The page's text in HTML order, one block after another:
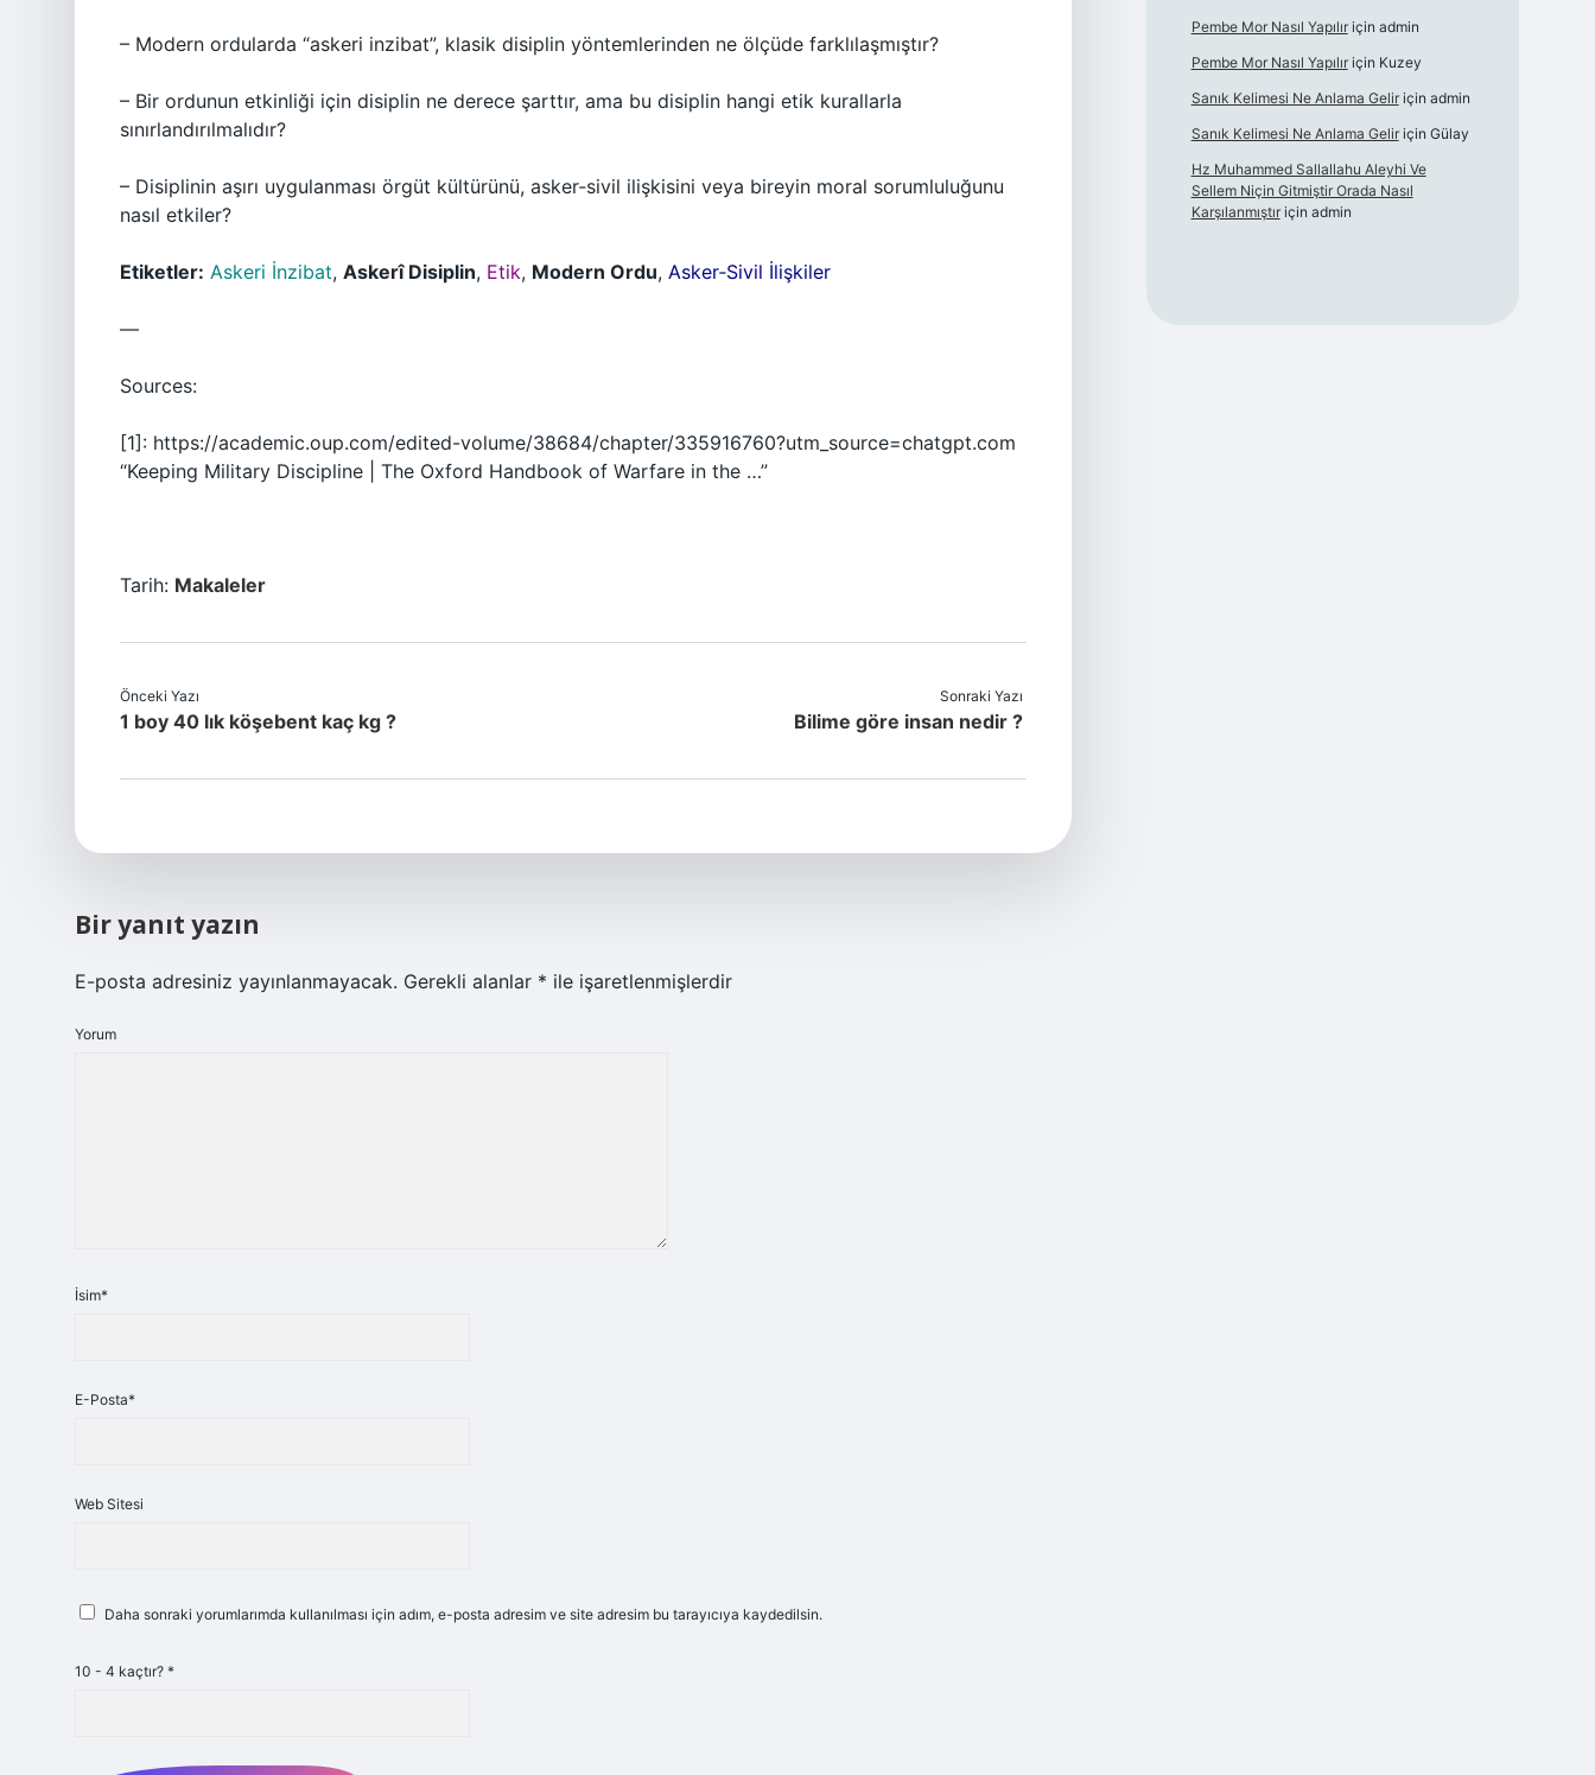
– Modern ordularda “askeri inzibat”, klasik disiplin yöntemlerinden ne ölçüde farklılaşmıştır?
– Bir ordunun etkinliği için disiplin ne derece şarttır, ama bu disiplin hangi etik kurallarla
sınırlandırılmalıdır?
– Disiplinin aşırı uygulanması örgüt kültürünü, asker‑sivil ilişkisini veya bireyin moral sorumluluğunu
nasıl etkiler?
Etiketler: Askeri İnzibat, Askerî Disiplin, Etik, Modern Ordu, Asker‑Sivil İlişkiler
—
Sources:
[1]: https://academic.oup.com/edited-volume/38684/chapter/335916760?utm_source=chatgpt.com
“Keeping Military Discipline | The Oxford Handbook of Warfare in the …”
Tarih: Makaleler
Önceki Yazı
1 boy 40 lık köşebent kaç kg ?
Sonraki Yazı
Bilime göre insan nedir ?
Bir yanıt yazın
E-posta adresiniz yayınlanmayacak. Gerekli alanlar * ile işaretlenmişlerdir
Yorum
İsim*
E-Posta*
Web Sitesi
Daha sonraki yorumlarımda kullanılması için adım, e-posta adresim ve site adresim bu tarayıcıya kaydedilsin.
10 - 4 kaçtır? *
Pembe Mor Nasıl Yapılıriçin admin
Pembe Mor Nasıl Yapılıriçin Kuzey
Sanık Kelimesi Ne Anlama Geliriçin admin
Sanık Kelimesi Ne Anlama Geliriçin Gülay
Hz Muhammed Sallallahu Aleyhi Ve
Sellem Niçin Gitmiştir Orada Nasıl
Karşılanmıştıriçin admin